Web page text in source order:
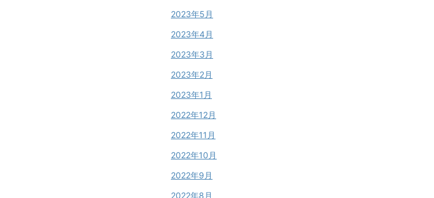
2023年5月
2023年4月
2023年3月
2023年2月
2023年1月
2022年12月
2022年11月
2022年10月
2022年9月
2022年8月